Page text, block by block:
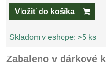
Ostřiče nožů
Doplňky a díly 4
Vložiť do košíka
Skladom v eshope: >5 ks
Zabaleno v dárkové